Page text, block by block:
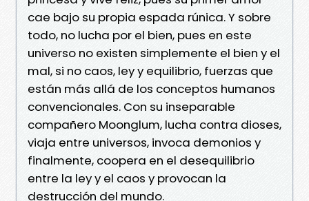
cae bajo su propia espada rúnica. Y sobre
todo, no lucha por el bien, pues en este
universo no existen simplemente el bien y el
mal, si no caos, ley y equilibrio, fuerzas que
están más allá de los conceptos humanos
convencionales. Con su inseparable
compañero Moonglum, lucha contra dioses,
viaja entre universos, invoca demonios y
finalmente, coopera en el desequilibrio
entre la ley y el caos y provocan la
destrucción del mundo.